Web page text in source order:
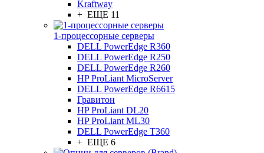
Kraftway
+ ЕЩЕ 11
1-процессорные серверы
DELL PowerEdge R360
DELL PowerEdge R250
DELL PowerEdge R260
HP ProLiant MicroServer
DELL PowerEdge R6615
Гравитон
HP ProLiant DL20
HP ProLiant ML30
DELL PowerEdge T360
+ ЕЩЕ 6